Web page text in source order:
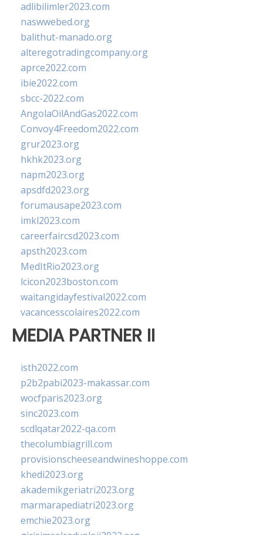
adlibilimler2023.com
naswwebed.org
balithut-manado.org
alteregotradingcompany.org
aprce2022.com
ibie2022.com
sbcc-2022.com
AngolaOilAndGas2022.com
Convoy4Freedom2022.com
grur2023.org
hkhk2023.org
napm2023.org
apsdfd2023.org
forumausape2023.com
imkl2023.com
careerfaircsd2023.com
apsth2023.com
MedItRio2023.org
lcicon2023boston.com
waitangidayfestival2022.com
vacancesscolaires2022.com
MEDIA PARTNER II
isth2022.com
p2b2pabi2023-makassar.com
wocfparis2023.org
sinc2023.com
scdlqatar2022-qa.com
thecolumbiagrill.com
provisionscheeseandwineshoppe.com
khedi2023.org
akademikgeriatri2023.org
marmarapediatri2023.org
emchie2023.org